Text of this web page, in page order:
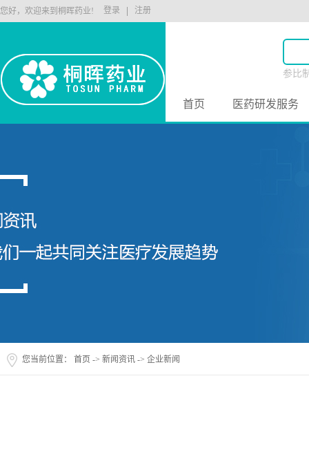
您好，欢迎来到桐晖药业! 注册
登录
参比
首页 医药研发服务
您当前位置： 首页 -> 新闻资讯 -> 企业新闻